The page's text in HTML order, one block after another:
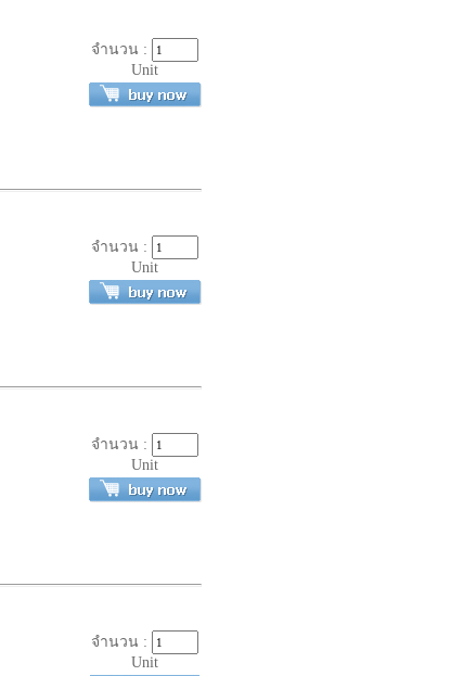
จำนวน :
Unit
จำนวน :
Unit
จำนวน :
Unit
จำนวน :
Unit